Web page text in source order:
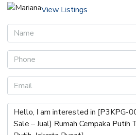
View Listings